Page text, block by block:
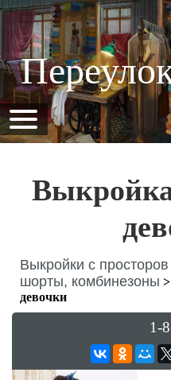
Выкройки с просторов
шорты, комбинезоны >
девочки
1-